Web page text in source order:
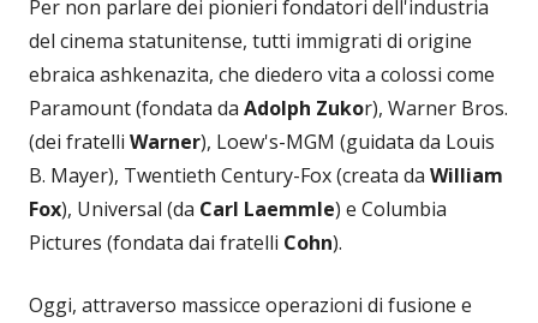
Per non parlare dei pionieri fondatori dell'industria
del cinema statunitense, tutti immigrati di origine
ebraica ashkenazita, che diedero vita a colossi come
Paramount (fondata da Adolph Zukor), Warner Bros.
(dei fratelli Warner), Loew's-MGM (guidata da Louis
B. Mayer), Twentieth Century-Fox (creata da William
Fox), Universal (da Carl Laemmle) e Columbia
Pictures (fondata dai fratelli Cohn).
Oggi, attraverso massicce operazioni di fusione e